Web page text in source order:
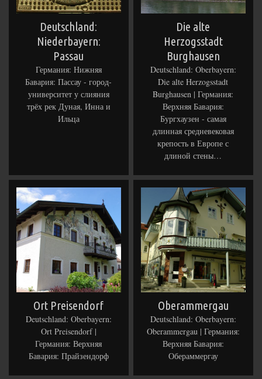
Deutschland:
Niederbayern:
Passau
Германия: Нижняя
Бавария: Пассау - город-
университет у слияния
трёх рек Дуная, Инна и
Ильца
Die alte
Herzogsstadt
Burghausen
Deutschland: Oberbayern:
Die alte Herzogsstadt
Burghausen | Германия:
Верхняя Бавария:
Бургхаузен - самая
длинная средневековая
крепость в Европе с
длиной стены…
Ort Preisendorf
Deutschland: Oberbayern:
Ort Preisendorf |
Германия: Верхняя
Бавария: Прайзендорф
Oberammergau
Deutschland: Oberbayern:
Oberammergau | Германия:
Верхняя Бавария:
Обераммергау